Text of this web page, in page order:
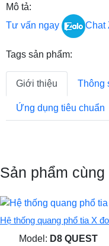
Mô tả:
Tư vấn ngay
Chat
Tags sản phẩm:
Giới thiệu Thông
Ứng dụng tiêu chuẩn
Sản phẩm cùng
Hệ thống quang phổ tia X
Model: D8 QUEST